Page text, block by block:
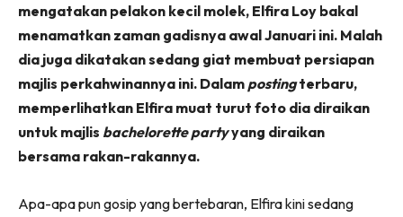
mengatakan pelakon kecil molek, Elfira Loy bakal
menamatkan zaman gadisnya awal Januari ini. Malah
dia juga dikatakan sedang giat membuat persiapan
majlis perkahwinannya ini. Dalam postingterbaru,
memperlihatkan Elfira muat turut foto dia diraikan
untuk majlis bachelorette partyyang diraikan
bersama rakan-rakannya.
Apa-apa pun gosip yang bertebaran, Elfira kini sedang